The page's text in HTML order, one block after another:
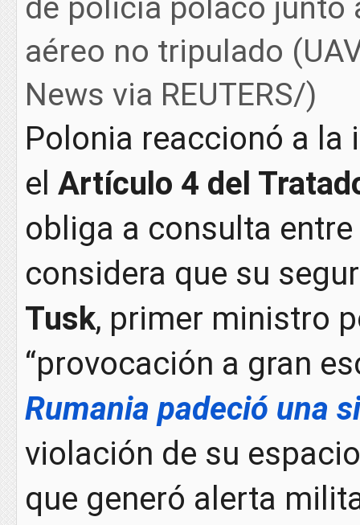
de policía polaco junto
aéreo no tripulado
News via REUTERS/)
Polonia reaccionó a
el Artículo 4 del
obliga a consulta
considera que su
Tusk, primer ministro
“provocación a gran
Rumania padeció una
violación de su
que generó alerta